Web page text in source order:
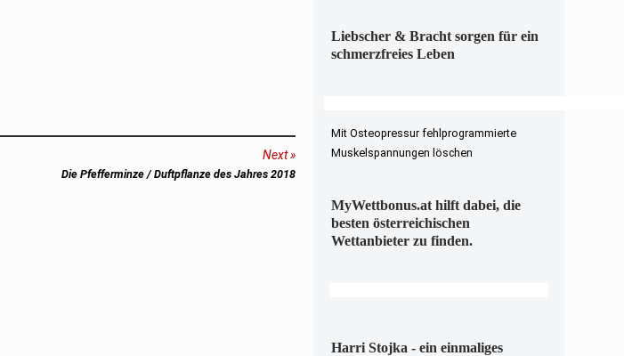
Next
Next
Die Pfefferminze / Duftpflanze des Jahres 2018
Liebscher & Bracht sorgen für ein
schmerzfreies Leben
Mit Osteopressur fehlprogrammierte
Muskelspannungen löschen
MyWettbonus.at hilft dabei, die
besten österreichischen
Wettanbieter zu finden.
Harri Stojka - ein einmaliges